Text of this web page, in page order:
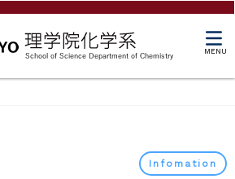
MENU
Infomation